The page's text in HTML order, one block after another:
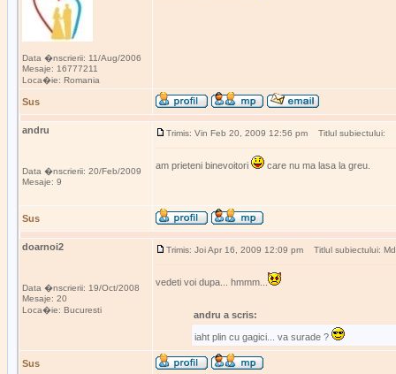
Data �nscrierii: 11/Aug/2006
Mesaje: 16777211
Loca�ie: Romania
Sus
andru
Data �nscrierii: 20/Feb/2009
Mesaje: 9
Trimis: Vin Feb 20, 2009 12:56 pm Titlul subiectului:
am prieteni binevoitori care nu ma lasa la greu.
Sus
doarnoi2
Data �nscrierii: 19/Oct/2008
Mesaje: 20
Loca�ie: Bucuresti
Trimis: Joi Apr 16, 2009 12:09 pm Titlul subiectului:
vedeti voi dupa... hmmm...
andru a scris:
iaht plin cu gagici... va surade ?
Sus